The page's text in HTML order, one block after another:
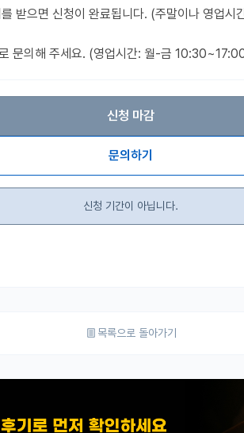
받으면 신청이 완료됩니다. (주말이나 영업시
문의해 주세요. (영업시간: 월-금
신청 마감
문의하기
신청 기간이 아닙니다.
목록으로 돌아가기